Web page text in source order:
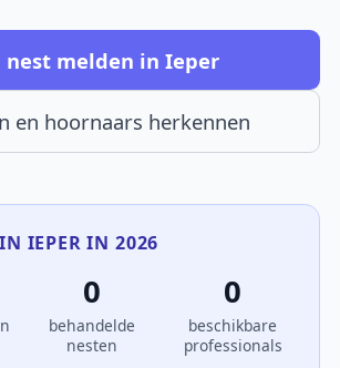
nest melden in Ieper
en hoornaars herkennen
IEPER IN 2026
0
behandelde
nesten
0
beschikbare
professionals